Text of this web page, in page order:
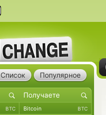
Список Популярное
BTC Bitcoin BTC